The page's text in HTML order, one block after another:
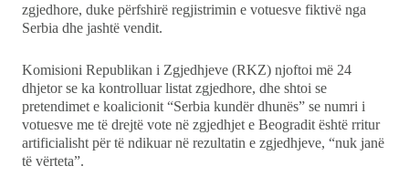
zgjedhore, duke përfshirë regjistrimin e votuesve fiktivë nga
Serbia dhe jashtë vendit.
Komisioni Republikan i Zgjedhjeve (RKZ) njoftoi më 24
dhjetor se ka kontrolluar listat zgjedhore, dhe shtoi se
pretendimet e koalicionit “Serbia kundër dhunës” se numri i
votuesve me të drejtë vote në zgjedhjet e Beogradit është rritur
artificialisht për të ndikuar në rezultatin e zgjedhjeve, “nuk janë
të vërteta”.